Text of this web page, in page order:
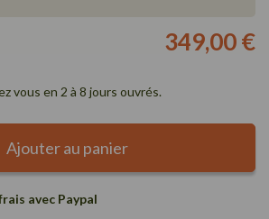
349,00 €
vous en 2 à 8 jours ouvrés.
Ajouter au panier
avec Paypal